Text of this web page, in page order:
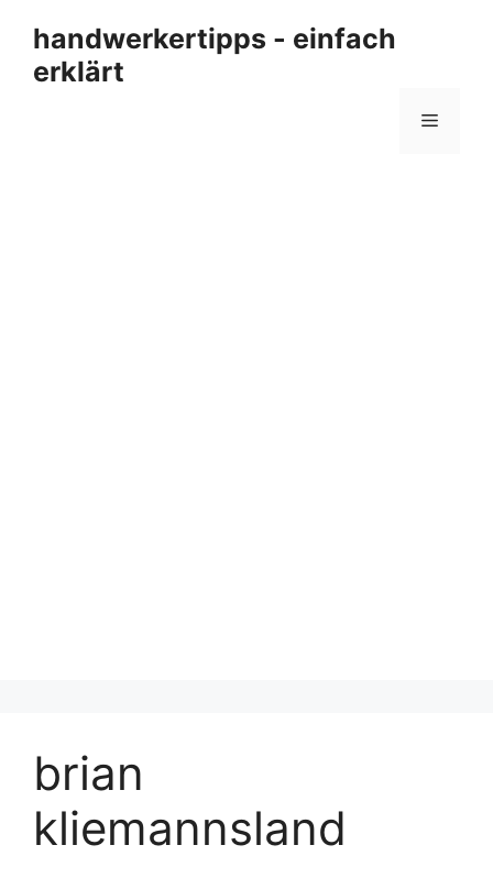
Inhalt
springen
handwerkertipps - einfach
erklärt
Menü
brian
kliemannsland